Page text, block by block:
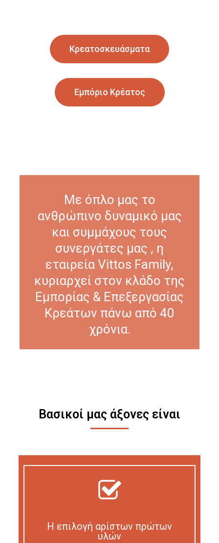
Κρεατοσκευάσματα
Εμπόριο Κρέατος
Με όπλο μας το
ανθρώπινο δυναμικό μας
και συμμάχους τους
συνεργάτες μας , η
εταιρεία Vittos Family,
κυριαρχεί στον κλάδο της
Εμπορίας & Επεξεργασίας
Κρεάτων πάνω από 40
χρόνια.
Βασικοί μας άξονες είναι
Η επιλογή αρίστων πρώτων
υλών